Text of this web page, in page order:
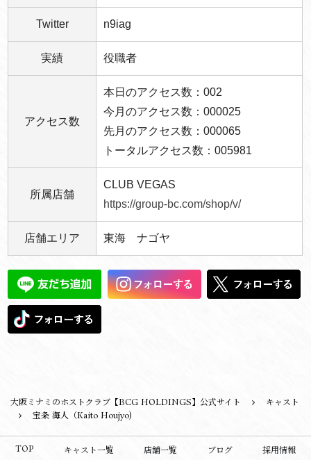
Twitter n9iag
実績 役職者
アクセス数
本日のアクセス数：002
今月のアクセス数：000025
先月のアクセス数：000065
トータルアクセス数：005981
所属店舗
CLUB VEGAS
https://group-bc.com/shop/v/
店舗エリア 東海 ナゴヤ
大阪ミナミのホストクラブ【BCG HOLDINGS】公式サイト
キャスト
宝条 海人（Kaito Houjyo)
TOP キャスト一覧 店舗一覧 ブログ 採用情報